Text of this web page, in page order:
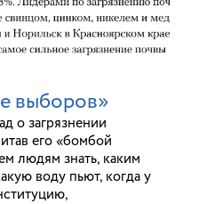
выборов»
о загрязнении
его «бомбой
людям знать, каким
воду пьют, когда у